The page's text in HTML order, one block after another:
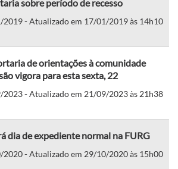
sobre período de recesso
- Atualizado em 17/01/2019 às 14h10
de orientações à comunidade
vigora para esta sexta, 22
- Atualizado em 21/09/2023 às 21h38
dia de expediente normal na FURG
- Atualizado em 29/10/2020 às 15h00